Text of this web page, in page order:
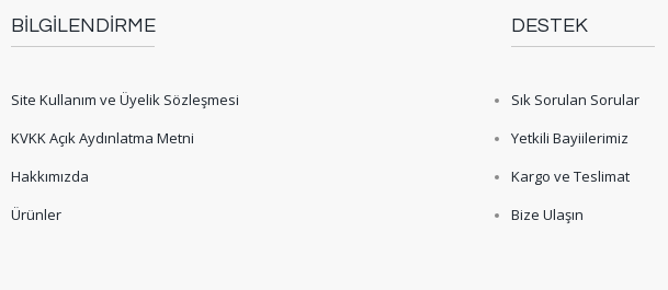
BİLGİLENDİRME
Site Kullanım ve Üyelik Sözleşmesi
KVKK Açık Aydınlatma Metni
Hakkımızda
Ürünler
DESTEK
Sık Sorulan Sorular
Yetkili Bayiilerimiz
Kargo ve Teslimat
Bize Ulaşın